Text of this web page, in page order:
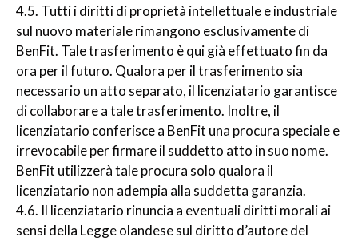
4.5. Tutti i diritti di proprietà intellettuale e industriale
sul nuovo materiale rimangono esclusivamente di
BenFit. Tale trasferimento è qui già effettuato fin da
ora per il futuro. Qualora per il trasferimento sia
necessario un atto separato, il licenziatario garantisce
di collaborare a tale trasferimento. Inoltre, il
licenziatario conferisce a BenFit una procura speciale e
irrevocabile per firmare il suddetto atto in suo nome.
BenFit utilizzerà tale procura solo qualora il
licenziatario non adempia alla suddetta garanzia.
4.6. Il licenziatario rinuncia a eventuali diritti morali ai
sensi della Legge olandese sul diritto d’autore del